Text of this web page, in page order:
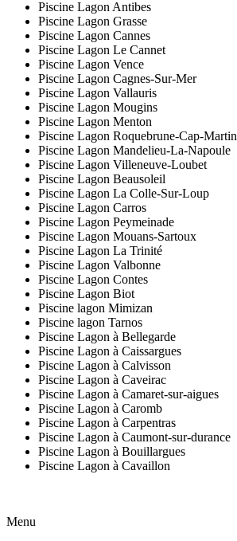
Piscine Lagon Antibes
Piscine Lagon Grasse
Piscine Lagon Cannes
Piscine Lagon Le Cannet
Piscine Lagon Vence
Piscine Lagon Cagnes-Sur-Mer
Piscine Lagon Vallauris
Piscine Lagon Mougins
Piscine Lagon Menton
Piscine Lagon Roquebrune-Cap-Martin
Piscine Lagon Mandelieu-La-Napoule
Piscine Lagon Villeneuve-Loubet
Piscine Lagon Beausoleil
Piscine Lagon La Colle-Sur-Loup
Piscine Lagon Carros
Piscine Lagon Peymeinade
Piscine Lagon Mouans-Sartoux
Piscine Lagon La Trinité
Piscine Lagon Valbonne
Piscine Lagon Contes
Piscine Lagon Biot
Piscine lagon Mimizan
Piscine lagon Tarnos
Piscine Lagon à Bellegarde
Piscine Lagon à Caissargues
Piscine Lagon à Calvisson
Piscine Lagon à Caveirac
Piscine Lagon à Camaret-sur-aigues
Piscine Lagon à Caromb
Piscine Lagon à Carpentras
Piscine Lagon à Caumont-sur-durance
Piscine Lagon à Bouillargues
Piscine Lagon à Cavaillon
Menu